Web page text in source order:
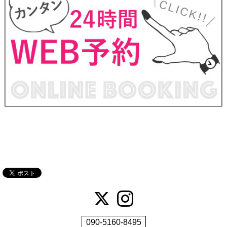
090-5160-8495